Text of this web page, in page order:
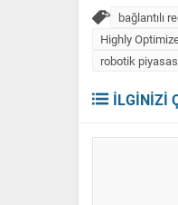
bağlantılı
Highly
robotik
İLGİNİZİ